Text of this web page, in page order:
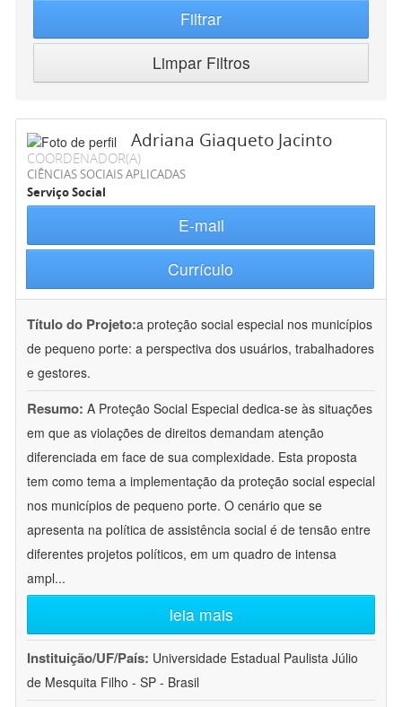
Filtrar
Limpar Filtros
Adriana Giaqueto Jacinto
COORDENADOR(A)
CIÊNCIAS SOCIAIS APLICADAS
Serviço Social
E-mail
Currículo
Título do Projeto:a proteção social especial nos municípios
de pequeno porte: a perspectiva dos usuários, trabalhadores
e gestores.
Resumo: A Proteção Social Especial dedica-se às situações
em que as violações de direitos demandam atenção
diferenciada em face de sua complexidade. Esta proposta
tem como tema a implementação da proteção social especial
nos municípios de pequeno porte. O cenário que se
apresenta na política de assistência social é de tensão entre
diferentes projetos políticos, em um quadro de intensa
ampl...
leia mais
Instituição/UF/País: Universidade Estadual Paulista Júlio
de Mesquita Filho - SP - Brasil